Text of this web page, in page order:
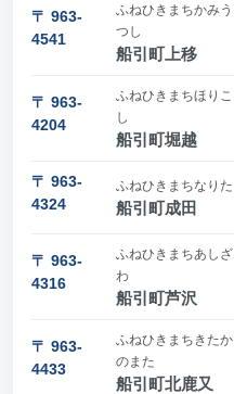
〒 963-
4541
ふねひきまちかみう
つし
船引町上移
〒 963-
4204
ふねひきまちほりこ
し
船引町堀越
〒 963-
4324
ふねひきまちなりた
船引町成田
〒 963-
4316
ふねひきまちあしざ
わ
船引町芦沢
〒 963-
4433
ふねひきまちきたか
のまた
船引町北鹿又